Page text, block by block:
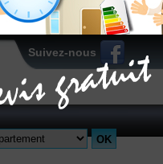
Suivez-nous